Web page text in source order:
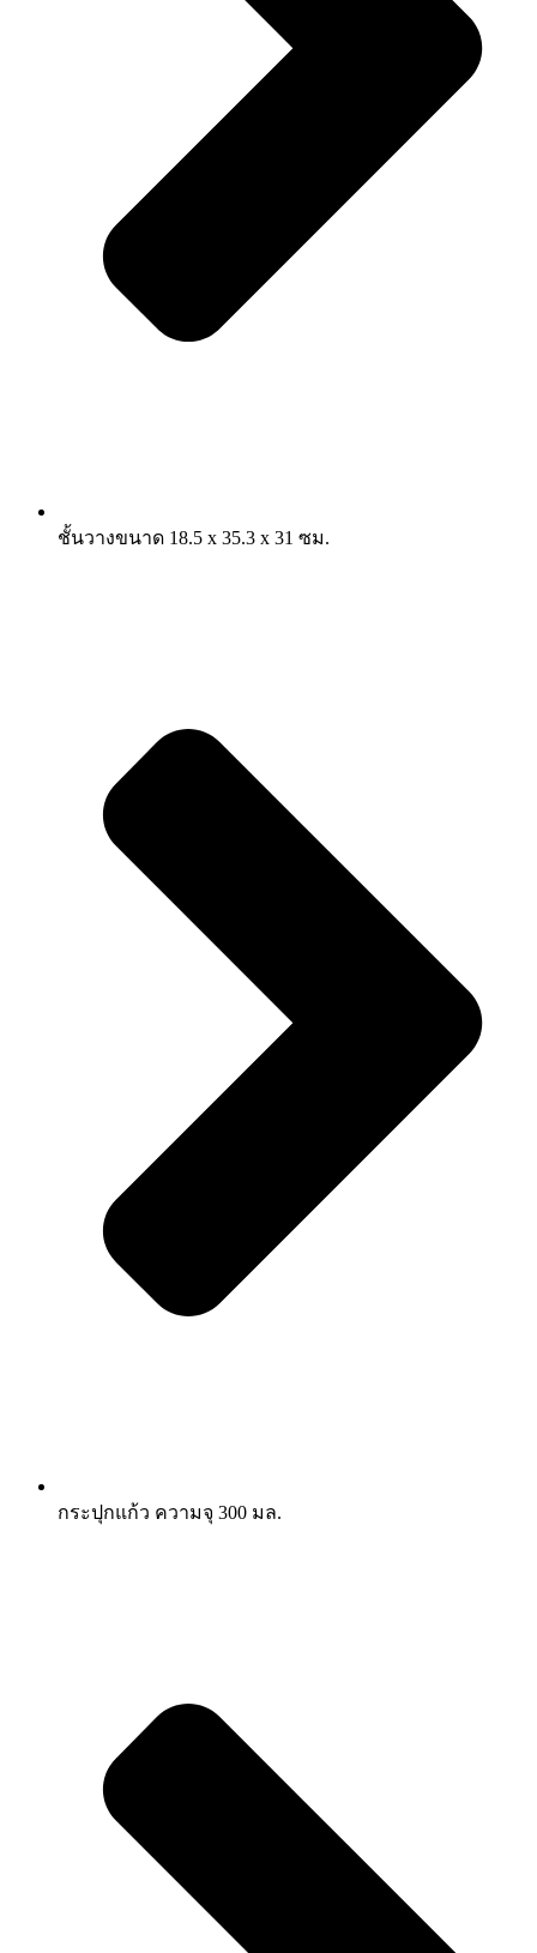
ชั้นวางขนาด 18.5 x 35.3 x 31 ซม.
กระปุกแก้ว ความจุ 300 มล.